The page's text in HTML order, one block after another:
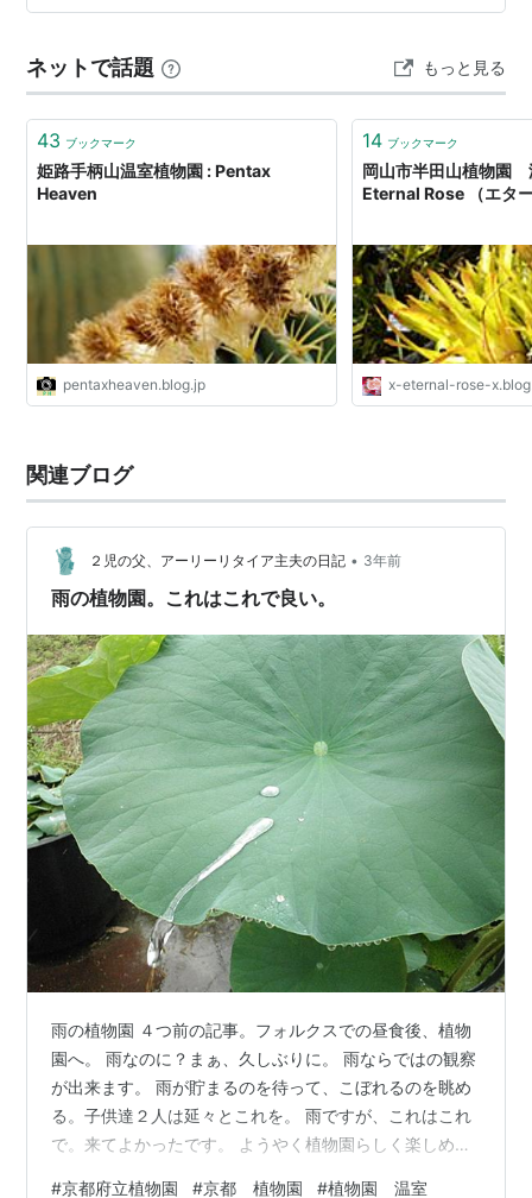
問…
ネットで話題 もっと見る
43 ブックマーク
姫路手柄山温室植物園 : Pentax
Heaven
pentaxheaven.blog.jp
14 ブックマーク
岡山市半田山植物園
Eternal Rose （エタ
x-eternal-rose-
関連ブログ
２児の父、アーリーリタイア主夫の日記 • 3年前
雨の植物園。これはこれで良い。
雨の植物園 ４つ前の記事。フォルクスでの昼食後、植物
園へ。 雨なのに？まぁ、久しぶりに。 雨ならではの観察
が出来ます。 雨が貯まるのを待って、こぼれるのを眺め
る。子供達２人は延々とこれを。 雨ですが、これはこれ
で。来てよかったです。 ようやく植物園らしく楽しめ
#京都府立植物園 #京都 植物園 #植物園 温室